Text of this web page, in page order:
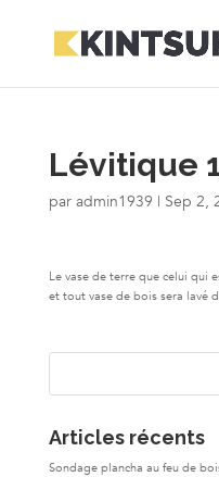
Lévitique
par admin1939 | Sep 2,
Le vase de terre que celui qui
et tout vase de bois sera lavé
Articles récents
Sondage plancha au feu de